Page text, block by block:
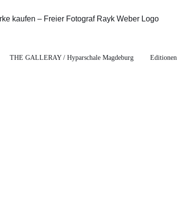
THE GALLERAY / Hyparschale Magdeburg Editionen